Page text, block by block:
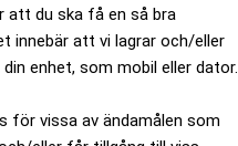
att du ska få en så bra
innebär att vi lagrar och/eller
enhet, som mobil eller dator.
för vissa av ändamålen som